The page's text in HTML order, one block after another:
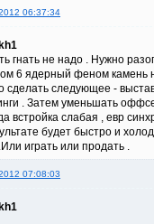
06:37:34
гнать не надо . Нужно
6 ядерный феном камень
сделать следующее -
. Затем уменьшать
встройка слабая , евр
будет быстро и
играть или продать .
07:08:03